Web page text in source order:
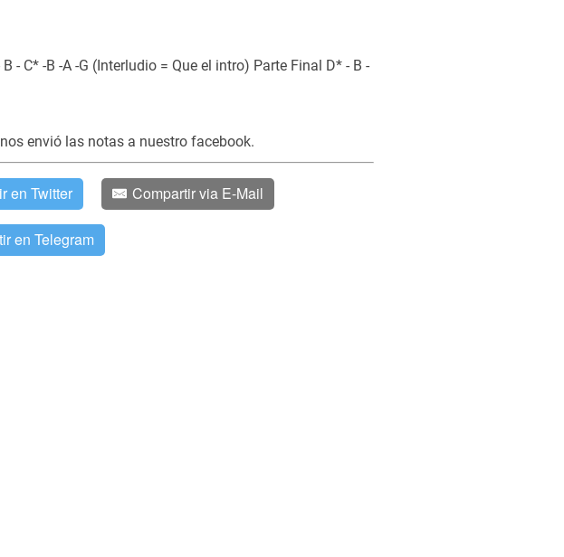
- C* -B -A -G (Interludio = Que el intro) Parte Final D* - B -
envió las notas a nuestro facebook.
en Twitter Compartir via E-Mail
en Telegram